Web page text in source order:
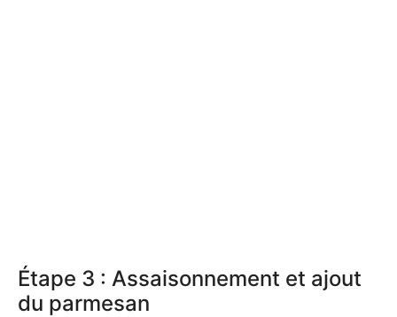
Étape 3 : Assaisonnement et ajout
du parmesan